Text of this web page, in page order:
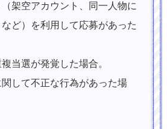
（架空アカウント、同一人物に
ど）を利用して応募があった
当選が発覚した場合。
関して不正な行為があった場